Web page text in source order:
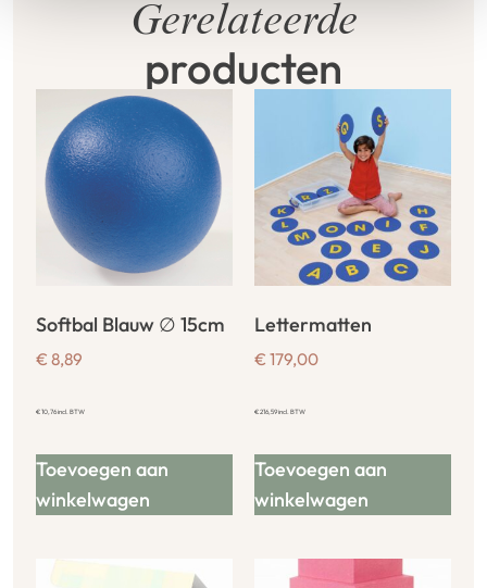
Gerelateerde
producten
Softbal Blauw ∅ 15cm
€ 8,89
€10,76incl. BTW
Toevoegen aan
winkelwagen
Lettermatten
€ 179,00
€216,59incl. BTW
Toevoegen aan
winkelwagen